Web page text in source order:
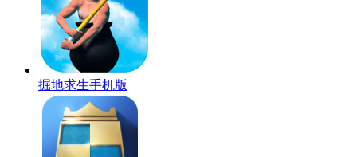
掘地求生手机版